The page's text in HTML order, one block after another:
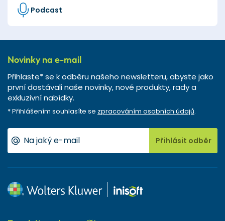
Podcast
Novinky na e-mail
Přihlaste* se k odběru našeho newsletteru, abyste jako
první dostávali naše novinky, nové produkty, rady a
exkluzivní nabídky.
* Přihlášením souhlasíte se zpracováním osobních údajů.
Přihlásit odběr